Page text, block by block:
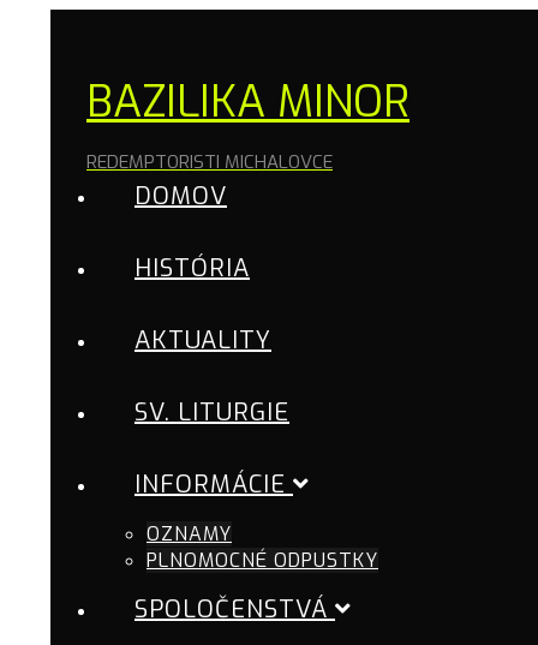
BAZILIKA MINOR
REDEMPTORISTI MICHALOVCE
DOMOV
HISTÓRIA
AKTUALITY
SV. LITURGIE
INFORMÁCIE
OZNAMY
PLNOMOCNÉ ODPUSTKY
SPOLOČENSTVÁ